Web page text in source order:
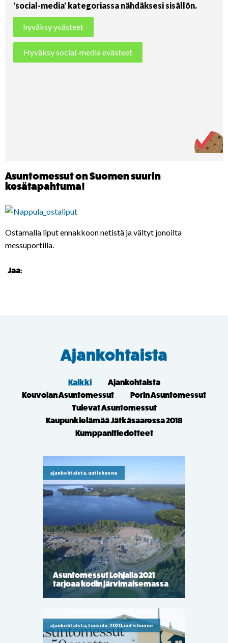
'social-media' kategoriassa nähdäksesi sisällön.
hyväksy yvästeet
Hyväksy social-media evästeet
Asuntomessut on Suomen suurin
kesätapahtuma!
Ostamalla liput ennakkoon netistä ja vältyt jonoilta
messuportilla.
Jaa:
Ajankohtaista
Kaikki
Ajankohtaista
Kouvolan Asuntomessut
Porin Asuntomessut
Tulevat Asuntomessut
Kaupunkielämää Jätkäsaaressa 2018
Kumppanitiedotteet
ajankohtaista, uutishuone
Asuntomessut Lohjalla 2021
tarjoaa kodin järvimaisemassa
ajankohtaista, tuusula-2020, uutishuone